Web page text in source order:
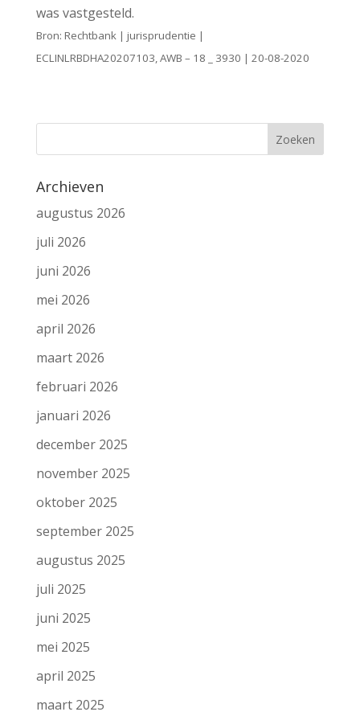
was vastgesteld.
Bron: Rechtbank | jurisprudentie |
ECLINLRBDHA20207103, AWB – 18 _ 3930 | 20-08-2020
Archieven
augustus 2026
juli 2026
juni 2026
mei 2026
april 2026
maart 2026
februari 2026
januari 2026
december 2025
november 2025
oktober 2025
september 2025
augustus 2025
juli 2025
juni 2025
mei 2025
april 2025
maart 2025